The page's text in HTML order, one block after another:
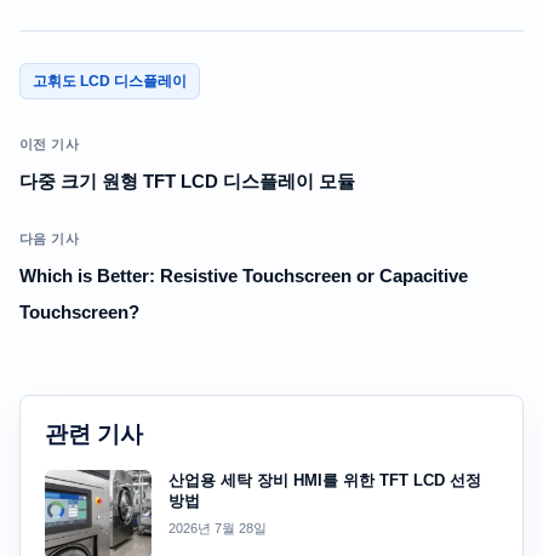
고휘도 LCD 디스플레이
이전 기사
다중 크기 원형 TFT LCD 디스플레이 모듈
다음 기사
Which is Better: Resistive Touchscreen or Capacitive
Touchscreen?
관련 기사
산업용 세탁 장비 HMI를 위한 TFT LCD 선정
방법
2026년 7월 28일